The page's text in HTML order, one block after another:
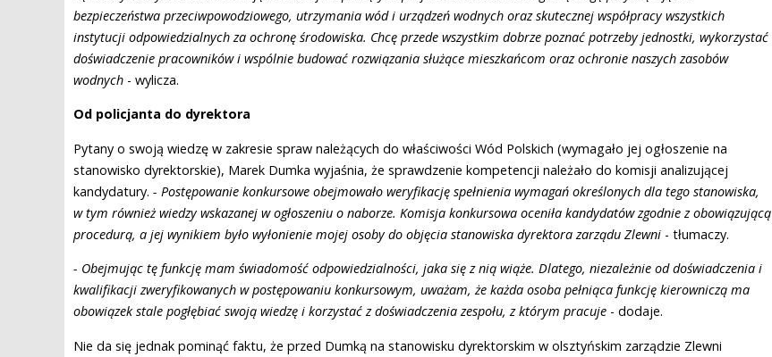
bezpieczeństwa przeciwpowodziowego, utrzymania wód i urządzeń wodnych oraz skutecznej współpracy wszystkich
instytucji odpowiedzialnych za ochronę środowiska. Chcę przede wszystkim dobrze poznać potrzeby jednostki, wykorzystać
doświadczenie pracowników i wspólnie budować rozwiązania służące mieszkańcom oraz ochronie naszych zasobów
wodnych - wylicza.
Od policjanta do dyrektora
Pytany o swoją wiedzę w zakresie spraw należących do właściwości Wód Polskich (wymagało jej ogłoszenie na
stanowisko dyrektorskie), Marek Dumka wyjaśnia, że sprawdzenie kompetencji należało do komisji analizującej
kandydatury. - Postępowanie konkursowe obejmowało weryfikację spełnienia wymagań określonych dla tego stanowiska,
w tym również wiedzy wskazanej w ogłoszeniu o naborze. Komisja konkursowa oceniła kandydatów zgodnie z obowiązującą
procedurą, a jej wynikiem było wyłonienie mojej osoby do objęcia stanowiska dyrektora zarządu Zlewni - tłumaczy.
- Obejmując tę funkcję mam świadomość odpowiedzialności, jaka się z nią wiąże. Dlatego, niezależnie od doświadczenia i
kwalifikacji zweryfikowanych w postępowaniu konkursowym, uważam, że każda osoba pełniąca funkcję kierowniczą ma
obowiązek stale pogłębiać swoją wiedzę i korzystać z doświadczenia zespołu, z którym pracuje - dodaje.
Nie da się jednak pominąć faktu, że przed Dumką na stanowisku dyrektorskim w olsztyńskim zarządzie Zlewni